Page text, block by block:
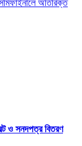
অতিরিক্ত
ও সনদপত্র বিতরণ